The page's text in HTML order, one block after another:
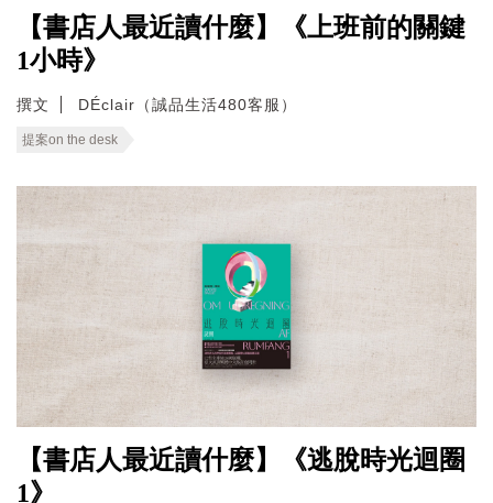
【書店人最近讀什麼】《上班前的關鍵
1小時》
撰文 DÉclair（誠品生活480客服）
提案on the desk
【書店人最近讀什麼】《逃脫時光迴圈
1》